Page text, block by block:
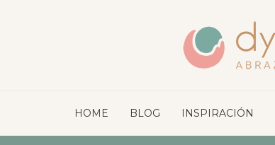
HOME BLOG INSPIRACIÓN